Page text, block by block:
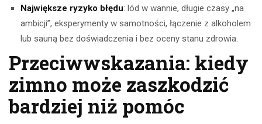
Największe ryzyko błędu: lód w wannie, długie czasy „na
ambicji”, eksperymenty w samotności, łączenie z alkoholem
lub sauną bez doświadczenia i bez oceny stanu zdrowia.
Przeciwwskazania: kiedy
zimno może zaszkodzić
bardziej niż pomóc